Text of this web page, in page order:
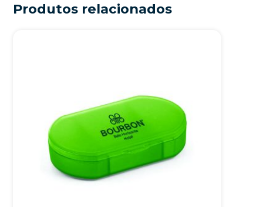
Produtos relacionados